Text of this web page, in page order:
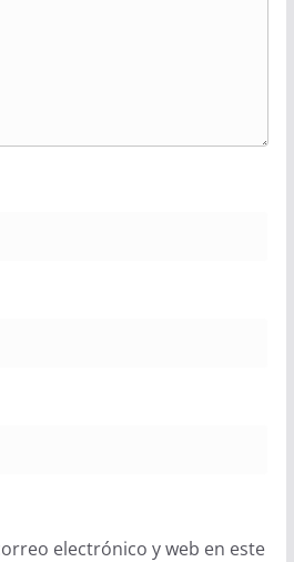
electrónico y web en este